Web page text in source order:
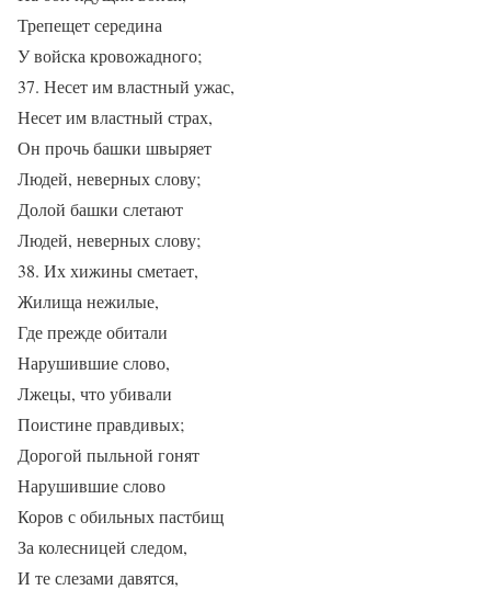
Трепещет середина
У войска кровожадного;
37. Несет им властный ужас,
Несет им властный страх,
Он прочь башки швыряет
Людей, неверных слову;
Долой башки слетают
Людей, неверных слову;
38. Их хижины сметает,
Жилища нежилые,
Где прежде обитали
Нарушившие слово,
Лжецы, что убивали
Поистине правдивых;
Дорогой пыльной гонят
Нарушившие слово
Коров с обильных пастбищ
За колесницей следом,
И те слезами давятся,